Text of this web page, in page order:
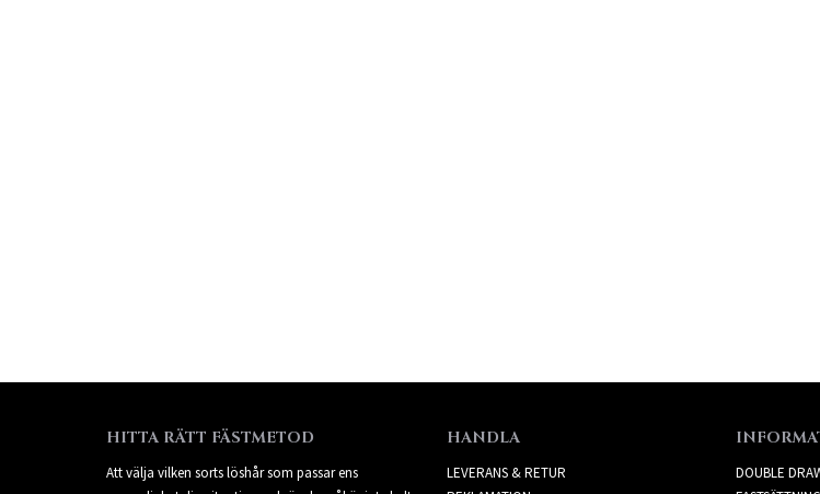
HITTA RÄTT FÄSTMETOD
Att välja vilken sorts löshår som passar ens
HANDLA
LEVERANS & RETUR
DOUBLE